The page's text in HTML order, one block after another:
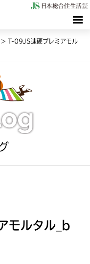
>T-09JS速硬プレミアモル
モルタル_b